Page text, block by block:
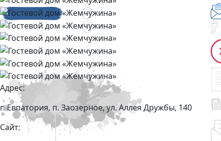
Адрес:
г. Евпатория, п. Заозерное, ул. Аллея Дружбы, 140
Сайт: